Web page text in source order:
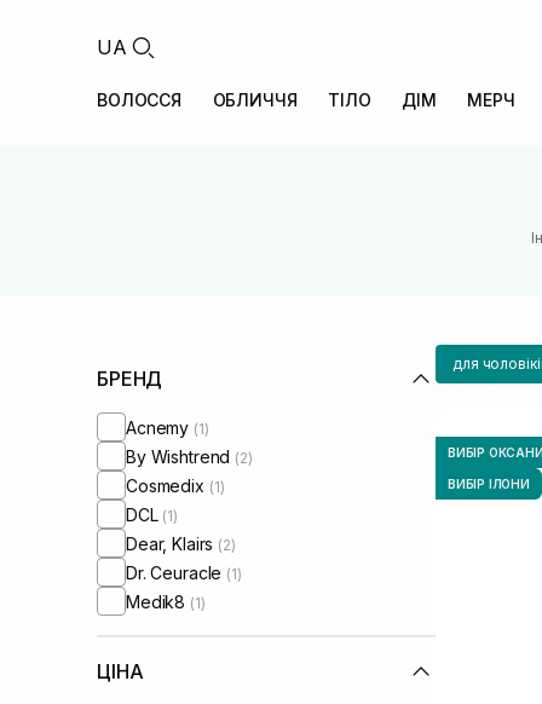
UA
ВОЛОССЯ ОБЛИЧЧЯ ТІЛО ДІМ МЕРЧ
БРЕНД
Acnemy (1)
By Wishtrend (2)
Cosmedix (1)
DCL (1)
Dear, Klairs (2)
Dr. Ceuracle (1)
Medik8 (1)
ЦІНА
для
ВИБІР ОКСАНИ
ВИБІР ІЛОНИ